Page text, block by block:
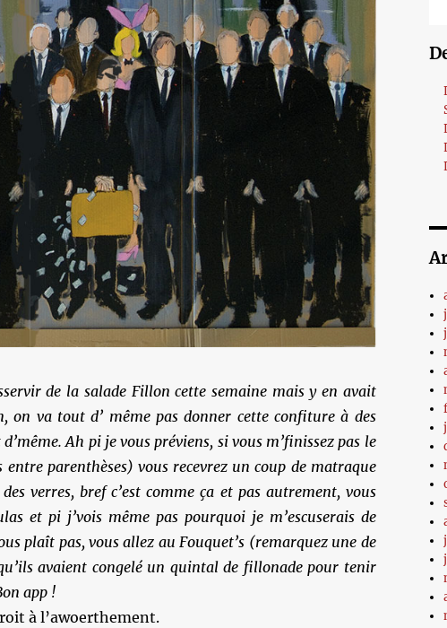
de la salade Fillon cette semaine mais y en avait
on va tout d’ même pas donner cette confiture à des
Ah pi je vous préviens, si vous m’finissez pas le
parenthèses) vous recevrez un coup de matraque
verres, bref c’est comme ça et pas autrement, vous
et pi j’vois même pas pourquoi je m’escuserais de
plaît pas, vous allez au Fouquet’s (remarquez une de
avaient congelé un quintal de fillonade pour tenir
app !
à l’awoerthement.